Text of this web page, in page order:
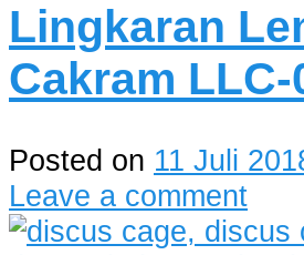
Lingkaran
Cakram LLC-
Posted on 11 Juli
Leave a comment